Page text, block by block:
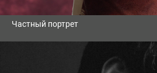
Частный портрет